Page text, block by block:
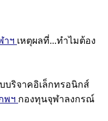
าฯ เหตุผลที่...ทำไมต้อง
บริจาคอิเล็กทรอนิกส์
พฯ กองทุนจุฬาลงกรณ์